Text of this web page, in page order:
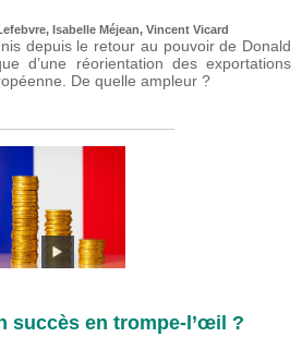
, Isabelle Méjean, Vincent Vicard
depuis le retour au pouvoir de Donald
d’une réorientation des exportations
De quelle ampleur ?
succès en trompe-l’œil ?